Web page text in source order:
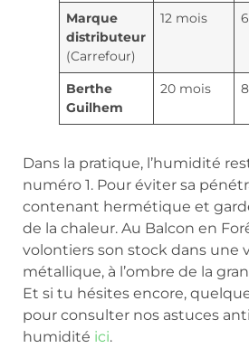
Marque
distributeur
(Carrefour)
12 mois
Berthe
Guilhem
20 mois
Dans la pratique, l’humidité
numéro 1. Pour éviter sa
contenant hermétique et
de la chaleur. Au Balcon en
volontiers son stock dans une
métallique, à l’ombre de la
Et si tu hésites encore,
pour consulter nos astuces
humidité ici.